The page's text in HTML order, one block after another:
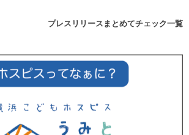
プレスリリースまとめてチェック一覧